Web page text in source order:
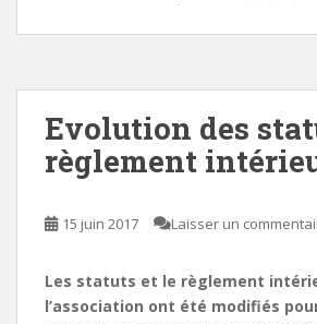
Evolution des
règlement
15 juin 2017 Laisser un
Les statuts et le règlement
l’association ont été modifiés